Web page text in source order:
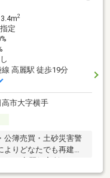
2
定
高麗駅 徒歩19分
市大字横手
公簿売買・土砂災害警
りどなたでも再建築
市役所高麗出張所